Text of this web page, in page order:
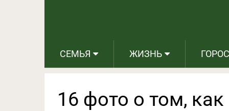
СЕМЬЯ ЖИЗНЬ
16 фото о том,